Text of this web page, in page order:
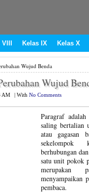
Kelas IX Kelas X
Wujud Benda
Wujud
AM With No Comments
Paragraf
saling bertalian
atau gagasan
berhubungan
satu unit pokok
merupakan
menyampaikan
pembaca.